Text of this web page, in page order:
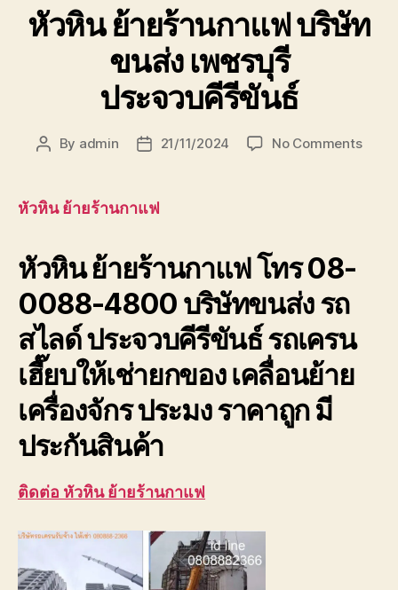
หัวหิน ย้ายร้านกาแฟ บริษัท
ขนส่ง เพชรบุรี
ประจวบคีรีขันธ์
Post
By admin
Post21/11/2024 No Commentson
หัวหิน ย้ายร้านกาแฟ
หัวหิน ย้ายร้านกาแฟ โทร 08-
0088-4800 บริษัทขนส่ง รถ
สไลด์ ประจวบคีรีขันธ์ รถเครน
เฮี๊ยบให้เช่ายกของ เคลื่อนย้าย
เครื่องจักร ประมง ราคาถูก มี
ประกันสินค้า
ติดต่อ หัวหิน ย้ายร้านกาแฟ